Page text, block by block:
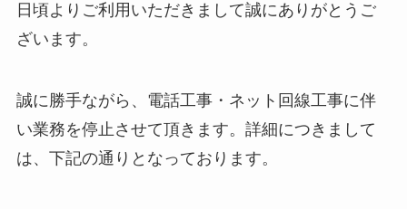
日頃よりご利用いただきまして誠にありがとうご
ざいます。
誠に勝手ながら、電話工事・ネット回線工事に伴
い業務を停止させて頂きます。詳細につきまして
は、下記の通りとなっております。